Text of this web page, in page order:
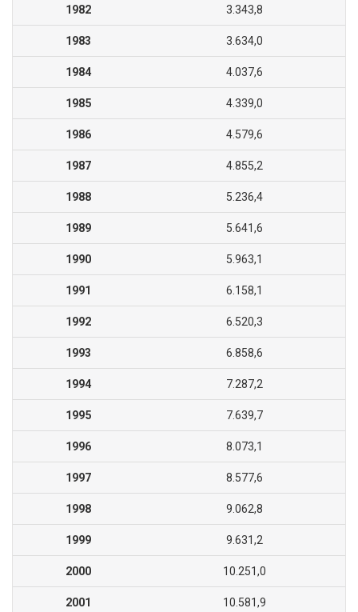
1982 3.343,8
1983 3.634,0
1984 4.037,6
1985 4.339,0
1986 4.579,6
1987 4.855,2
1988 5.236,4
1989 5.641,6
1990 5.963,1
1991 6.158,1
1992 6.520,3
1993 6.858,6
1994 7.287,2
1995 7.639,7
1996 8.073,1
1997 8.577,6
1998 9.062,8
1999 9.631,2
2000 10.251,0
2001 10.581,9